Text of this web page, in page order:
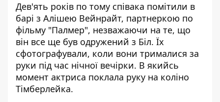
Дев'ять років по тому співака помітили в
барі з Алішею Вейнрайт, партнеркою по
фільму "Палмер", незважаючи на те, що
він все ще був одружений з Біл. Їх
сфотографували, коли вони трималися за
руки під час нічної вечірки. В якийсь
момент актриса поклала руку на коліно
Тімберлейка.